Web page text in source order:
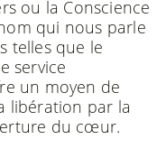
ou la Conscience
qui nous parle
telles que le
service
un moyen de
libération par la
du cœur.